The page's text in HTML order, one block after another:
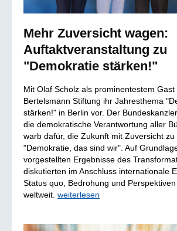
Mehr Zuversicht wagen:
Auftaktveranstaltung zu
"Demokratie stärken!"
Mit Olaf Scholz als prominentestem Gast
Bertelsmann Stiftung ihr Jahresthema
stärken!" in Berlin vor. Der
die demokratische Verantwortung aller
warb dafür, die Zukunft mit Zuversicht zu
"Demokratie, das sind wir". Auf
vorgestellten Ergebnisse des
diskutierten im Anschluss internationale
Status quo, Bedrohung und
weltweit. weiterlesen